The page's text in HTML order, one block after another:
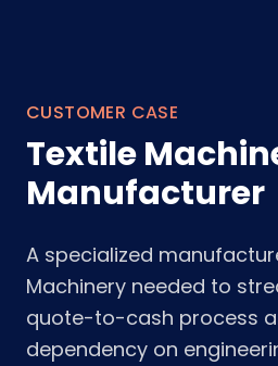
CUSTOMER CASE
Textile
Manufacturer
A specialized
Machinery needed to
quote-to-cash process
dependency on